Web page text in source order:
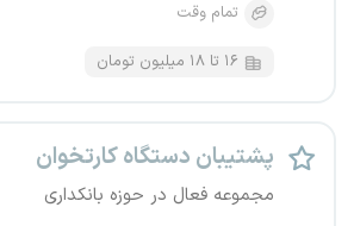
تمام وقت
۱۶ تا ۱۸ میلیون تومان
پشتیبان دستگاه کارتخوان
مجموعه فعال در حوزه بانکداری